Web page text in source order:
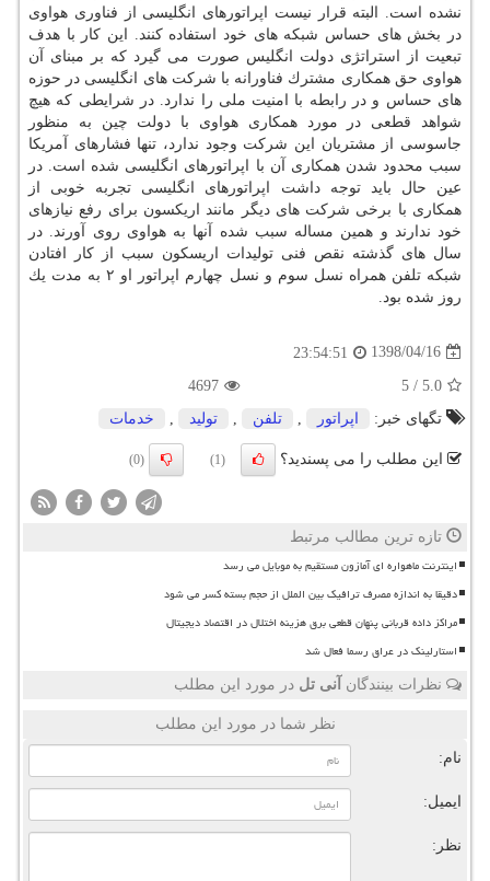
نشده است. البته قرار نیست اپراتورهای انگلیسی از فناوری هواوی
در بخش های حساس شبكه های خود استفاده كنند. این كار با هدف
تبعیت از استراتژی دولت انگلیس صورت می گیرد كه بر مبنای آن
هواوی حق همكاری مشترك فناورانه با شركت های انگلیسی در حوزه
های حساس و در رابطه با امنیت ملی را ندارد. در شرایطی كه هیچ
شواهد قطعی در مورد همكاری هواوی با دولت چین به منظور
جاسوسی از مشتریان این شركت وجود ندارد، تنها فشارهای آمریكا
سبب محدود شدن همكاری آن با اپراتورهای انگلیسی شده است. در
عین حال باید توجه داشت اپراتورهای انگلیسی تجربه خوبی از
همكاری با برخی شركت های دیگر مانند اریكسون برای رفع نیازهای
خود ندارند و همین مساله سبب شده آنها به هواوی روی آورند. در
سال های گذشته نقص فنی تولیدات اریسكون سبب از كار افتادن
شبكه تلفن همراه نسل سوم و نسل چهارم اپراتور او ۲ به مدت یك
روز شده بود.
1398/04/16
23:54:51
5.0
/
5
4697
تگهای خبر:
اپراتور تلفن تولید خدمات
این مطلب را می پسندید؟ (1)
(0)
تازه ترین مطالب مرتبط
اینترنت ماهواره ای آمازون مستقیم به موبایل می رسد
دقیقا به اندازه مصرف ترافیک بین الملل از حجم بسته کسر می شود
مراکز داده قربانی پنهان قطعی برق هزینه اختلال در اقتصاد دیجیتال
استارلینک در عراق رسما فعال شد
نظرات بینندگان آنی تل در مورد این مطلب
نظر شما در مورد این مطلب
نام:
ایمیل:
نظر: